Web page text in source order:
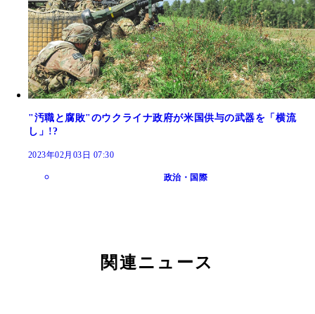
"汚職と腐敗"のウクライナ政府が米国供与の武器を「横流
し」!?
2023年02月03日 07:30
政治・国際
関連ニュース